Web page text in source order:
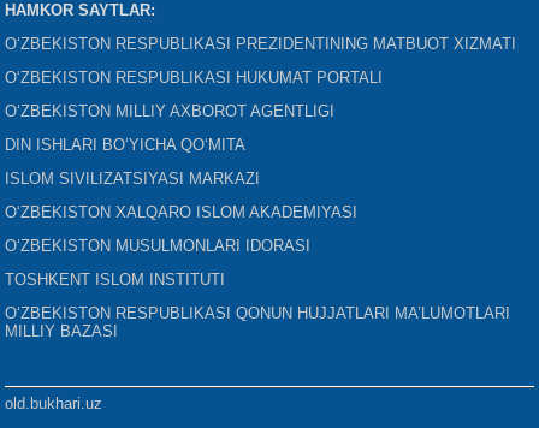
HAMKOR SAYTLAR:
O‘ZBEKISTON RESPUBLIKASI PREZIDENTINING MATBUOT XIZMATI
O‘ZBEKISTON RESPUBLIKASI HUKUMAT PORTALI
O‘ZBEKISTON MILLIY AXBOROT AGENTLIGI
DIN ISHLARI BO‘YICHA QO‘MITA
ISLOM SIVILIZATSIYASI MARKAZI
O‘ZBEKISTON XALQARO ISLOM AKADEMIYASI
O‘ZBEKISTON MUSULMONLARI IDORASI
TOSHKENT ISLOM INSTITUTI
O‘ZBEKISTON RESPUBLIKASI QONUN HUJJATLARI MA’LUMOTLARI
MILLIY BAZASI
old.bukhari.uz